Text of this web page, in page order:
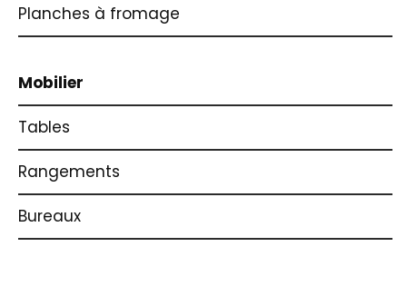
Planches à fromage
Mobilier
Tables
Rangements
Bureaux